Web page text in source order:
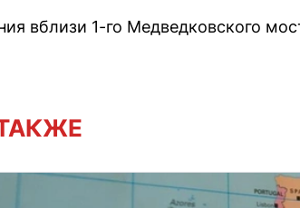
вблизи 1-го Медведковского